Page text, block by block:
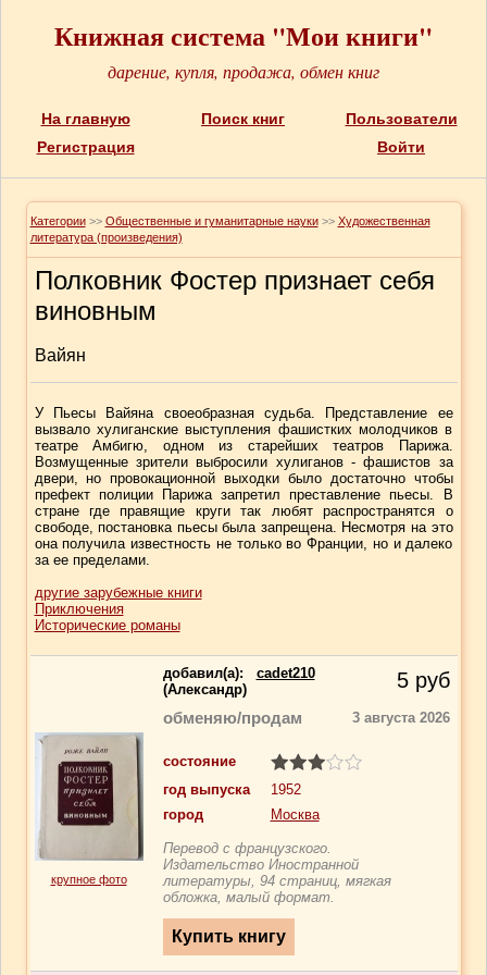
Книжная система "Мои книги"
дарение, купля, продажа, обмен книг
На главную Поиск книг
Пользователи
Регистрация
Войти
Категории >> Общественные и гуманитарные науки >> Художественная
литература (произведения)
Полковник Фостер признает себя
виновным
Вайян
У Пьесы Вайяна своеобразная судьба. Представление ее
вызвало хулиганские выступления фашистких молодчиков в
театре Амбигю, одном из старейших театров Парижа.
Возмущенные зрители выбросили хулиганов - фашистов за
двери, но провокационной выходки было достаточно чтобы
префект полиции Парижа запретил преставление пьесы. В
стране где правящие круги так любят распространятся о
свободе, постановка пьесы была запрещена. Несмотря на это
она получила известность не только во Франции, но и далеко
за ее пределами.
другие зарубежные книги
Приключения
Исторические романы
крупное фото
добавил(a): cadet210
(Александр)
5 руб
обменяю/продам 3 августа 2026
состояние
год выпуска
1952
город
Москва
Перевод с французского.
Издательство Иностранной
литературы, 94 страниц, мягкая
обложка, малый формат.